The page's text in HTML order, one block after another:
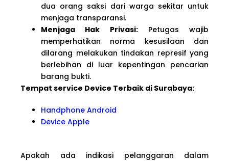
dua orang saksi dari warga sekitar untuk
menjaga transparansi.
Menjaga Hak Privasi:Petugas wajib
memperhatikan norma kesusilaan dan
dilarang melakukan tindakan represif yang
berlebihan di luar kepentingan pencarian
barang bukti.
Tempat service Device Terbaik di Surabaya:
Handphone Android
Device Apple
Apakah ada indikasi pelanggaran dalam